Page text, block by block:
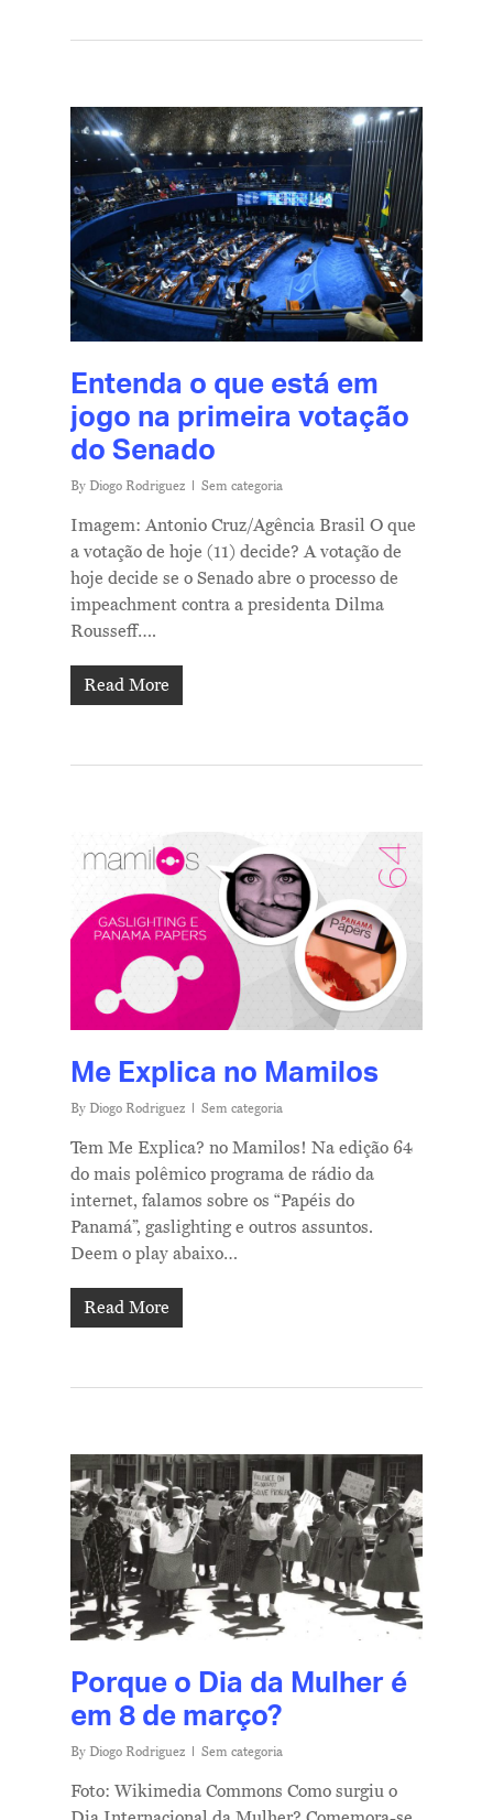
Entenda o que está em
jogo na primeira votação
do Senado
By Diogo Rodriguez Sem categoria
Imagem: Antonio Cruz/Agência Brasil O que
a votação de hoje (11) decide? A votação de
hoje decide se o Senado abre o processo de
impeachment contra a presidenta Dilma
Rousseff….
Read More
Me Explica no Mamilos
By Diogo Rodriguez Sem categoria
Tem Me Explica? no Mamilos! Na edição 64
do mais polêmico programa de rádio da
internet, falamos sobre os “Papéis do
Panamá”, gaslighting e outros assuntos.
Deem o play abaixo…
Read More
Porque o Dia da Mulher é
em 8 de março?
By Diogo Rodriguez Sem categoria
Foto: Wikimedia Commons Como surgiu o